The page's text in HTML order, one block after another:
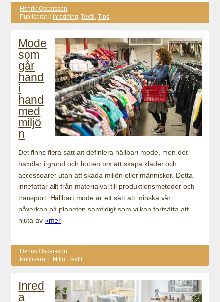
Henrik Oscarsson
Publicerat i: Inredning ,Textil ,Tips
Mode
som
går
hand
i
hand
med
miljö
n
Det finns flera sätt att definiera hållbart mode, men det
handlar i grund och botten om att skapa kläder och
accessoarer utan att skada miljön eller människor. Detta
innefattar allt från materialval till produktionsmetoder och
transport. Hållbart mode är ett sätt att minska vår
påverkan på planeten samtidigt som vi kan fortsätta att
njuta av»mer
Henrik Oscarsson
Publicerat i: Miljö ,Textil
Inred
a